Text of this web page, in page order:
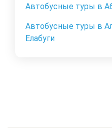
Автобусные туры в
Автобусные туры в
Елабуги